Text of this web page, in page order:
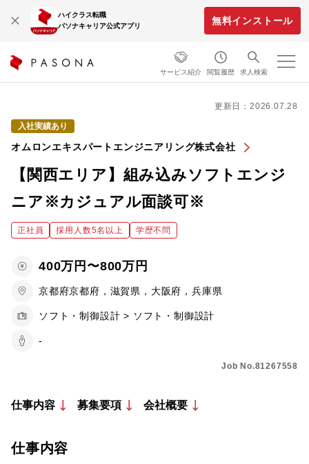
ハイクラス転職
パソナキャリア公式アプリ
無料インストール
サービス紹介 閲覧履歴 求人検索
更新日：2026.07.28
入社実績あり
オムロンエキスパートエンジニアリング株式会社
【関西エリア】組み込みソフトエンジ
ニア※カジュアル面談可※
正社員 採用人数5名以上 学歴不問
400万円〜800万円
京都府京都府，滋賀県，大阪府，兵庫県
ソフト・制御設計 > ソフト・制御設計
-
Job No.81267558
仕事内容 募集要項 会社概要
仕事内容